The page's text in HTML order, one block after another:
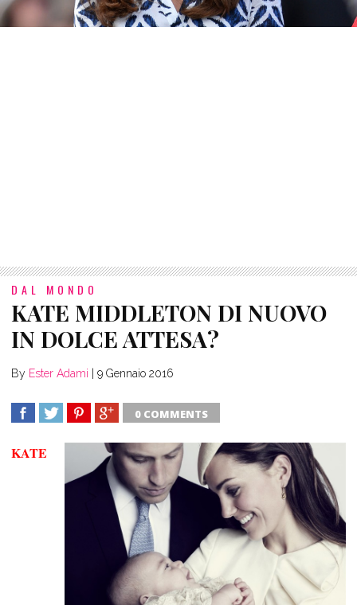
DAL MONDO
KATE MIDDLETON DI NUOVO
IN DOLCE ATTESA?
By Ester Adami 9 Gennaio 2016
0 COMMENTS
KATE